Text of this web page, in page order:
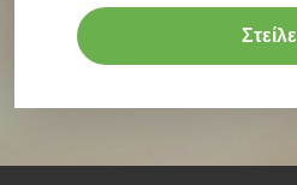
Στείλε